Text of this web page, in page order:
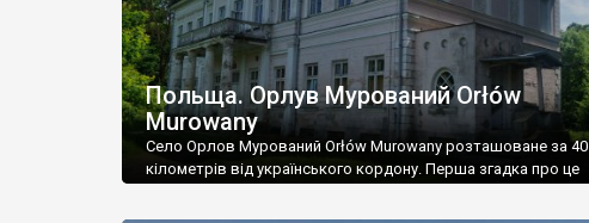
Польща. Орлув Мурований Orłów
Murowany
Село Орлов Мурований Orłów Murowany розташоване за 40
кілометрів від українського кордону. Перша згадка про це